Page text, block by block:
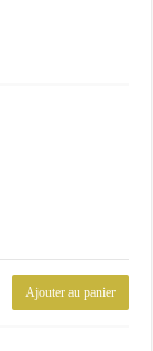
Ajouter au panier